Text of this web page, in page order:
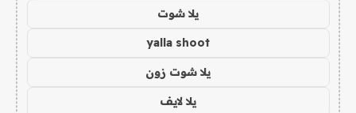
يلا شوت
yalla shoot
يلا شوت زون
يلا لايف